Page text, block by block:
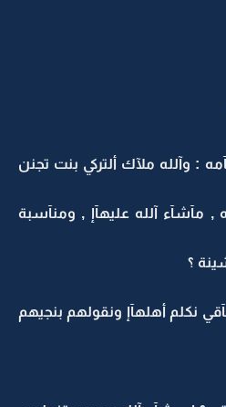
: وآلله ملآك ألتركي بنت تجنن
, مآشآء آلله عليهآإ , ومنآسبة
؟
أهلهآإ ونقولهم بنجيهم